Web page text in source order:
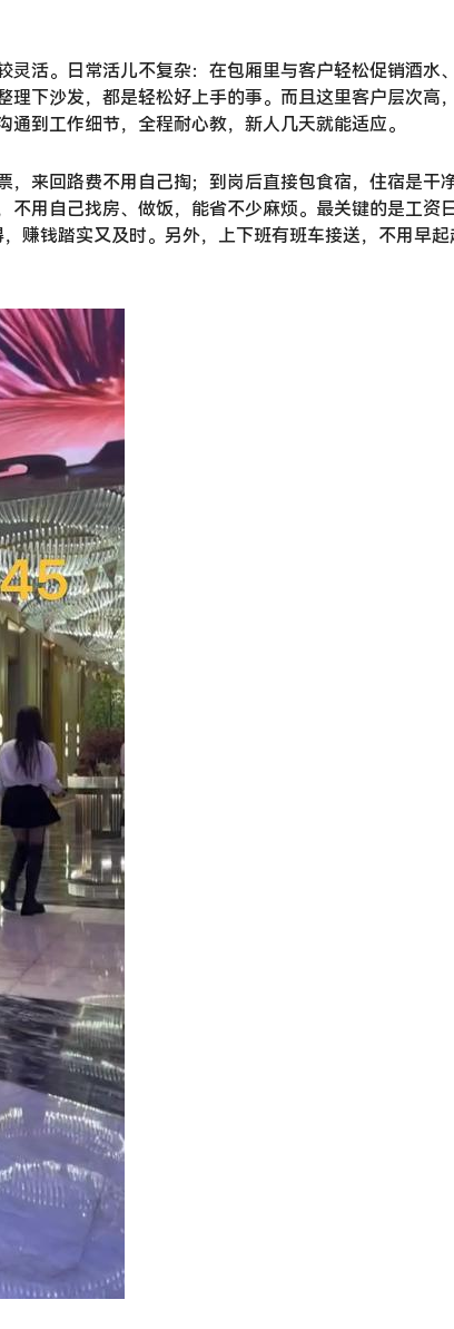
活。日常活儿不复杂：在包厢里与客户轻松促销酒水
下沙发，都是轻松好上手的事。而且这里客户层次高
到工作细节，全程耐心教，新人几天就能适应。
来回路费不用自己掏；到岗后直接包食宿，住宿是干
用自己找房、做饭，能省不少麻烦。最关键的是工资
赚钱踏实又及时。另外，上下班有班车接送，不用早起